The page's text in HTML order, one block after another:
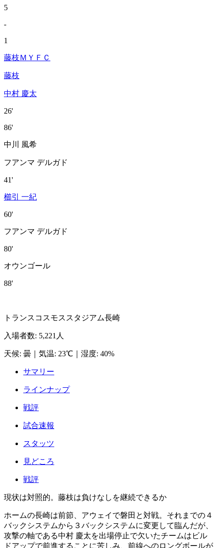
5
-
1
藤枝ＭＹＦＣ
藤枝
中村 慶太
26'
86'
中川 風希
フアンマ デルガド
41'
櫛引 一紀
60'
フアンマ デルガド
80'
オウンゴール
88'
トランスコスモススタジアム長崎
入場者数: 5,221人
天候: 曇 気温: 23℃ 湿度: 40%
サマリー
ラインナップ
戦評
試合速報
スタッツ
見どころ
戦評
現状は対照的。藤枝は負けなしを継続できるか
ホームの長崎は前節、アウェイで磐田と対戦。それまでの４
バックシステムから３バックシステムに変更して臨んだが、
攻撃の軸である中村 慶太を出場停止で欠いたチームはビル
ドアップで前進することに苦しみ、前線へのロングボールが